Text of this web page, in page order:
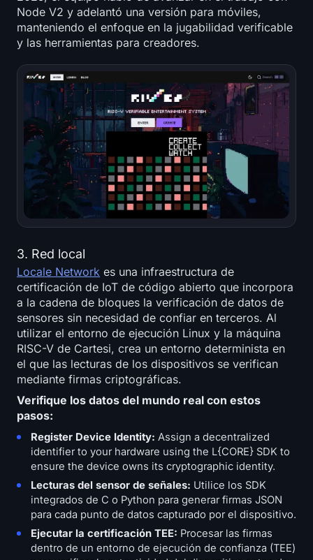
Node V2 y adelantó una versión para móviles,
manteniendo el enfoque en la jugabilidad verificable
y las herramientas para creadores.
3. Red local
Locale Network es una infraestructura de
certificación de IoT de código abierto que incorpora
a la cadena de bloques la verificación de datos de
sensores sin necesidad de confiar en terceros. Al
utilizar el entorno de ejecución Linux y la máquina
RISC-V de Cartesi, crea un entorno determinista en
el que las lecturas de los dispositivos se verifican
mediante firmas criptográficas.
Verifique los datos del mundo real con estos
pasos:
Register Device Identity: Assign a decentralized
identifier to your hardware using the L{CORE} SDK to
ensure the device owns its cryptographic identity.
Lecturas del sensor de señales: Utilice los SDK
integrados de C o Python para generar firmas JSON
para cada punto de datos capturado por el dispositivo.
Ejecutar la certificación TEE: Procesar las firmas
dentro de un entorno de ejecución de confianza (TEE)